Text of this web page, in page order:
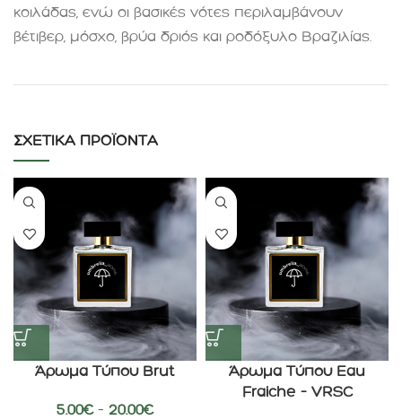
κοιλάδας, ενώ οι βασικές νότες περιλαμβάνουν
βέτιβερ, μόσχο, βρύα δριός και ροδόξυλο Βραζιλίας.
ΣΧΕΤΙΚΆ ΠΡΟΪΌΝΤΑ
Άρωμα Τύπου Brut
5.00€ – 20.00€
Άρωμα Τύπου Eau
Fraiche – VRSC